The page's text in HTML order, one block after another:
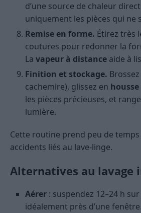
d’une source de chaleur
uniquement les pièces qui ne
Remise en forme. Étirez très
coutures pour redonner la
La vapeur à distance aide à
Finition et stockage.
cachemire), glissez en
les pièces précieuses, et
lumière.
Cette routine prend peu de temps
accidents liés au lave-linge.
Alternatives au lavage
Aérer : suspendez 12–24 h
idéalement près d’une